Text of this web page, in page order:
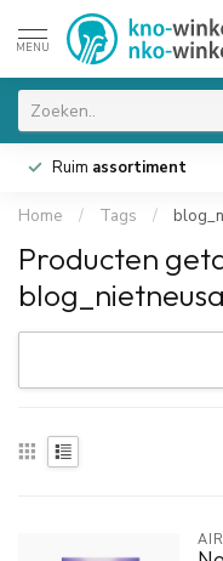
MENU
Ruim assortiment
Home / Tags /
Producten